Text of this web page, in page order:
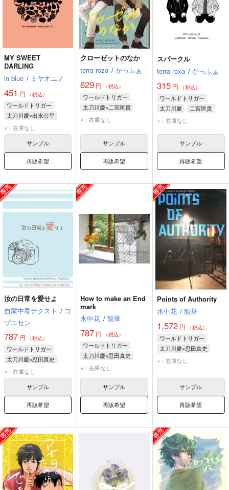
MY SWEET
DARLING
in blue / ミヤオユノ
451 円 （税込）
ワールドトリガー
太刀川慶×出水公平
太刀川慶
×：在庫なし
サンプル
再販希望
クローゼットのなか
terra roza / かっふぁ
629 円 （税込）
ワールドトリガー
太刀川慶×二宮匡貴
太刀川慶
×：在庫なし
サンプル
再販希望
スパークル
terra roxa / かっふぁ
315円 （税込）
ワールドトリガー
太刀川慶
二宮匡貴
×：在庫なし
サンプル
再販希望
汝の日常を愛せよ
自家中毒テクスト / コ
ヅエセン
787 円 （税込）
ワールドトリガー
太刀川慶×忍田真史
太刀川慶
×：在庫なし
サンプル
再販希望
How to make an End
mark
水中花 / 龍華
787 円 （税込）
ワールドトリガー
太刀川慶×忍田真史
太刀川慶
×：在庫なし
サンプル
再販希望
Points of Authority
水中花 / 龍華
1,572円 （税込）
ワールドトリガー
太刀川慶×忍田真史
忍田真史
×：在庫なし
サンプル
再販希望